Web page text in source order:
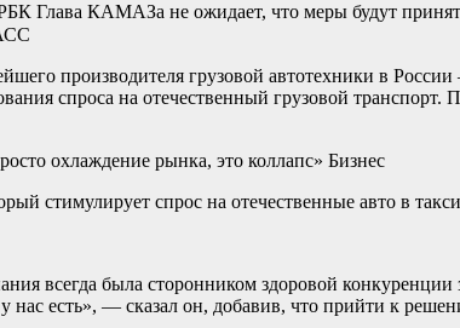
Глава КАМАЗа не ожидает, что меры будут
производителя грузовой автотехники в
спроса на отечественный грузовой
охлаждение рынка, это коллапс» Бизнес
стимулирует спрос на отечественные авто в
всегда была сторонником здоровой
нас есть», — сказал он, добавив, что прийти к